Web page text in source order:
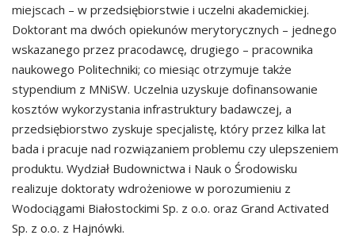
miejscach – w przedsiębiorstwie i uczelni akademickiej.
Doktorant ma dwóch opiekunów merytorycznych – jednego
wskazanego przez pracodawcę, drugiego – pracownika
naukowego Politechniki; co miesiąc otrzymuje także
stypendium z MNiSW. Uczelnia uzyskuje dofinansowanie
kosztów wykorzystania infrastruktury badawczej, a
przedsiębiorstwo zyskuje specjalistę, który przez kilka lat
bada i pracuje nad rozwiązaniem problemu czy ulepszeniem
produktu. Wydział Budownictwa i Nauk o Środowisku
realizuje doktoraty wdrożeniowe w porozumieniu z
Wodociągami Białostockimi Sp. z o.o. oraz Grand Activated
Sp. z o.o. z Hajnówki.